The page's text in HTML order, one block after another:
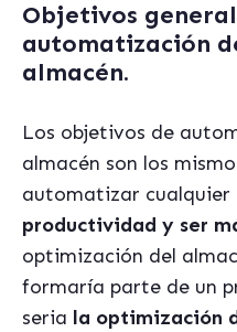
Objetivos
automatización
almacén.
Los objetivos de
almacén son los
automatizar cualquier
productividad y ser
optimización del
formaría parte de un
seria la optimización